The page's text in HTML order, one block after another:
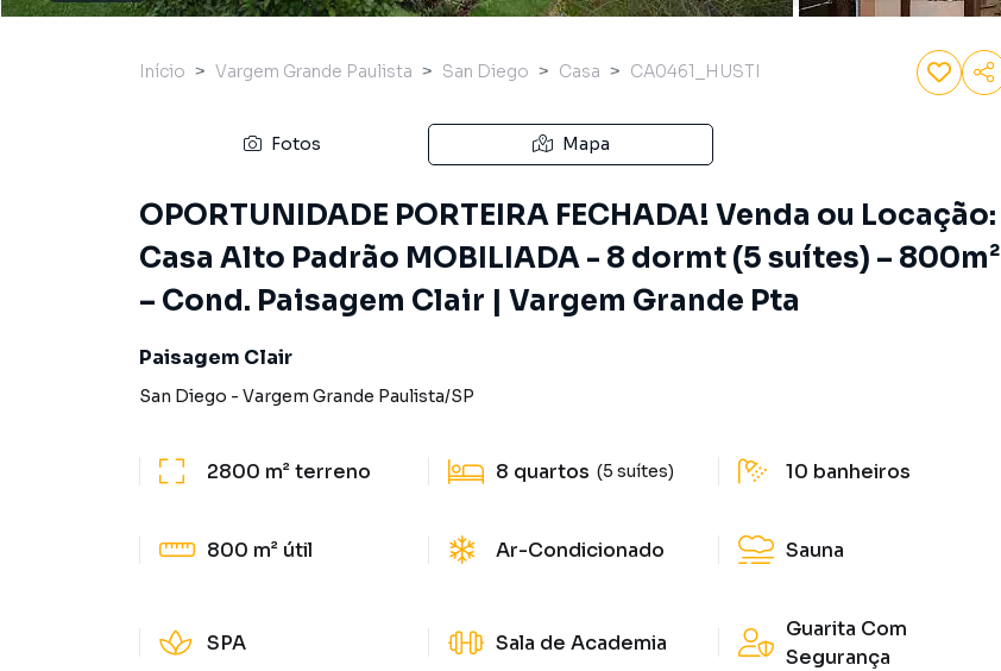
Início Vargem Grande Paulista San Diego Casa CA0461_HUSTI
Fotos Mapa
OPORTUNIDADE PORTEIRA FECHADA! Venda ou Locação:
Casa Alto Padrão MOBILIADA - 8 dormt (5 suítes) – 800m²
– Cond. Paisagem Clair | Vargem Grande Pta
Paisagem Clair
San Diego - Vargem Grande Paulista/SP
2800 m²terreno 8 quartos (5 suítes) 10 banheiros
800 m² útil Ar-Condicionado Sauna
SPA Sala de Academia
Guarita Com
Segurança